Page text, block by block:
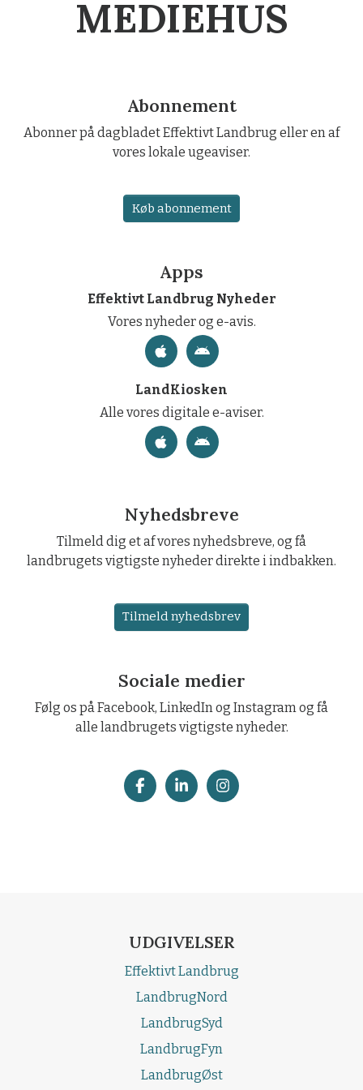
MEDIEHUS
Abonnement
Abonner på dagbladet Effektivt Landbrug eller en af
vores lokale ugeaviser.
Køb abonnement
Apps
Effektivt Landbrug Nyheder
Vores nyheder og e-avis.
LandKiosken
Alle vores digitale e-aviser.
Nyhedsbreve
Tilmeld dig et af vores nyhedsbreve, og få
landbrugets vigtigste nyheder direkte i indbakken.
Tilmeld nyhedsbrev
Sociale medier
Følg os på Facebook, LinkedIn og Instagram og få
alle landbrugets vigtigste nyheder.
UDGIVELSER
Effektivt Landbrug
LandbrugNord
LandbrugSyd
LandbrugFyn
LandbrugØst